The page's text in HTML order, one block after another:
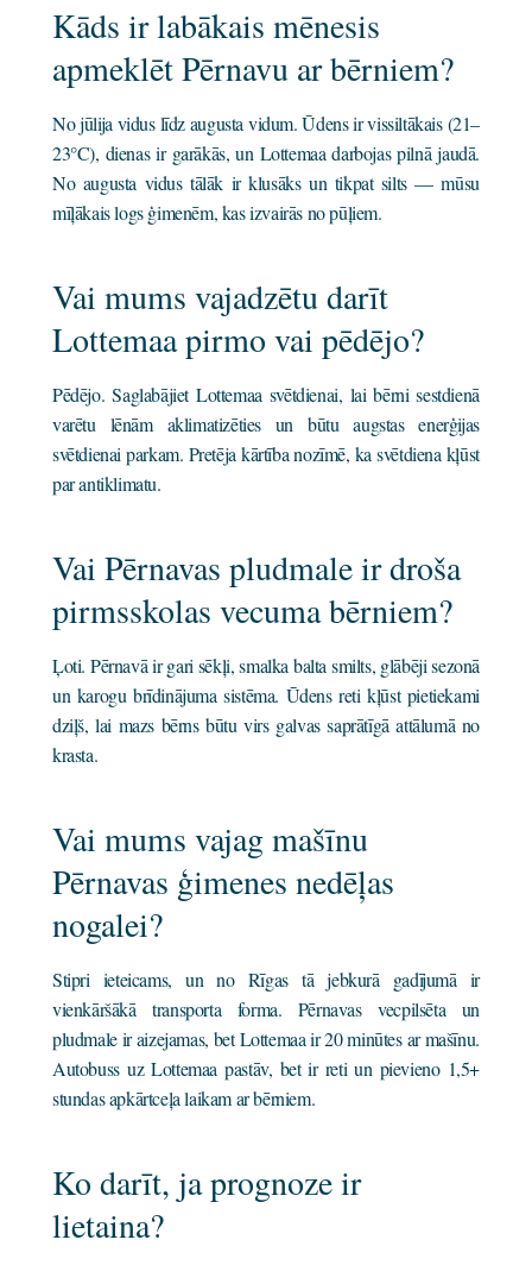
Kāds ir labākais mēnesis
apmeklēt Pērnavu ar bērniem?
No jūlija vidus līdz augusta vidum. Ūdens ir vissiltākais (21–
23°C), dienas ir garākās, un Lottemaa darbojas pilnā jaudā.
No augusta vidus tālāk ir klusāks un tikpat silts — mūsu
mīļākais logs ģimenēm, kas izvairās no pūļiem.
Vai mums vajadzētu darīt
Lottemaa pirmo vai pēdējo?
Pēdējo. Saglabājiet Lottemaa svētdienai, lai bērni sestdienā
varētu lēnām aklimatizēties un būtu augstas enerģijas
svētdienai parkam. Pretēja kārtība nozīmē, ka svētdiena kļūst
par antiklimatu.
Vai Pērnavas pludmale ir droša
pirmsskolas vecuma bērniem?
Ļoti. Pērnavā ir gari sēkļi, smalka balta smilts, glābēji sezonā
un karogu brīdinājuma sistēma. Ūdens reti kļūst pietiekami
dziļš, lai mazs bērns būtu virs galvas saprātīgā attālumā no
krasta.
Vai mums vajag mašīnu
Pērnavas ģimenes nedēļas
nogalei?
Stipri ieteicams, un no Rīgas tā jebkurā gadījumā ir
vienkāršākā transporta forma. Pērnavas vecpilsēta un
pludmale ir aizejamas, bet Lottemaa ir 20 minūtes ar mašīnu.
Autobuss uz Lottemaa pastāv, bet ir reti un pievieno 1,5+
stundas apkārtceļa laikam ar bērniem.
Ko darīt, ja prognoze ir
lietaina?